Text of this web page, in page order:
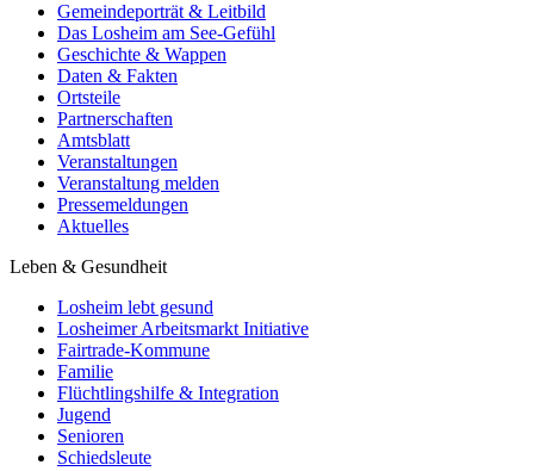
Gemeindeporträt & Leitbild
Das Losheim am See-Gefühl
Geschichte & Wappen
Daten & Fakten
Ortsteile
Partnerschaften
Amtsblatt
Veranstaltungen
Veranstaltung melden
Pressemeldungen
Aktuelles
Leben & Gesundheit
Losheim lebt gesund
Losheimer Arbeitsmarkt Initiative
Fairtrade-Kommune
Familie
Flüchtlingshilfe & Integration
Jugend
Senioren
Schiedsleute